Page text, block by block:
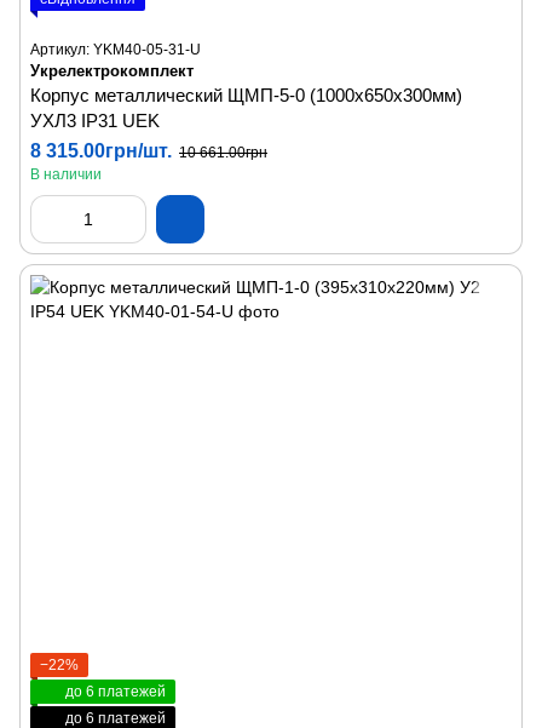
Артикул: YKM40-05-31-U
Укрелектрокомплект
Корпус металлический ЩМП-5-0 (1000х650х300мм)
УХЛ3 IP31 UEK
8 315.00грн/шт. 10 661.00грн
В наличии
−22%
до 6 платежей
до 6 платежей